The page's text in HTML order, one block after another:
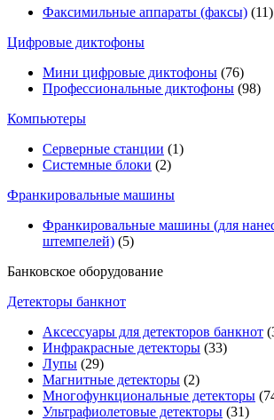
Факсимильные аппараты (факсы) (11)
Цифровые диктофоны
Мини цифровые диктофоны (76)
Профессиональные диктофоны (98)
Компьютеры
Серверные станции (1)
Системные блоки (2)
Франкировальные машины
Франкировальные машины (для
штемпелей) (5)
Банковское оборудование
Детекторы банкнот
Аксессуары для детекторов банкнот
Инфракрасные детекторы (33)
Лупы (29)
Магнитные детекторы (2)
Многофункциональные детекторы
Ультрафиолетовые детекторы (31)